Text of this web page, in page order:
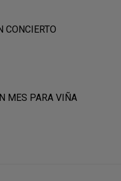
CONCIERTO
MES PARA VIÑA